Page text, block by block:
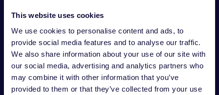
This website uses cookies
We use cookies to personalise content and ads, to
provide social media features and to analyse our traffic.
We also share information about your use of our site with
our social media, advertising and analytics partners who
may combine it with other information that you’ve
provided to them or that they’ve collected from your use
Gezien bij de KPN eDivisie